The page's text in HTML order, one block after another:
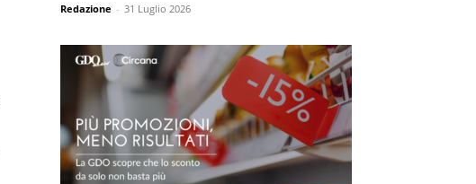
Redazione - 31 Luglio 2026